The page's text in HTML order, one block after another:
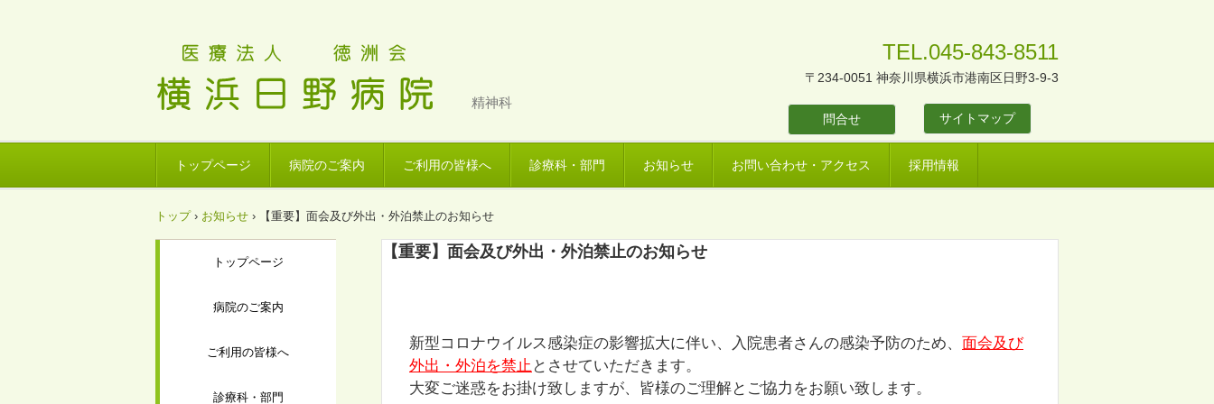
TEL.045-843-8511
〒234-0051 神奈川県横浜市港南区日野3-9-3
精神科
問合せ サイトマップ
トップページ 病院のご案内 ご利用の皆様へ 診療科・部門 お知らせ お問い合わせ・アクセス 採用情報
トップ › お知らせ › 【重要】面会及び外出・外泊禁止のお知らせ
【重要】面会及び外出・外泊禁止のお知らせ
新型コロナウイルス感染症の影響拡大に伴い、入院患者さんの感染予防のため、 面会及び
外出・外泊を禁止 とさせていただきます。
大変ご迷惑をお掛け致しますが、皆様のご理解とご協力をお願い致します。
トップページ
病院のご案内
ご利用の皆様へ
診療科・部門